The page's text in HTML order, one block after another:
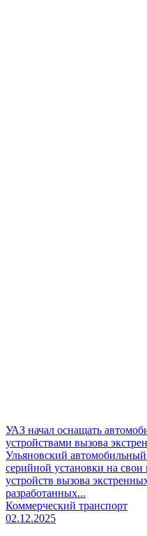
УАЗ начал оснащать
устройствами вызова
Ульяновский
серийной установки на
устройств вызова
разработанных...
Коммерческий транспорт
02.12.2025